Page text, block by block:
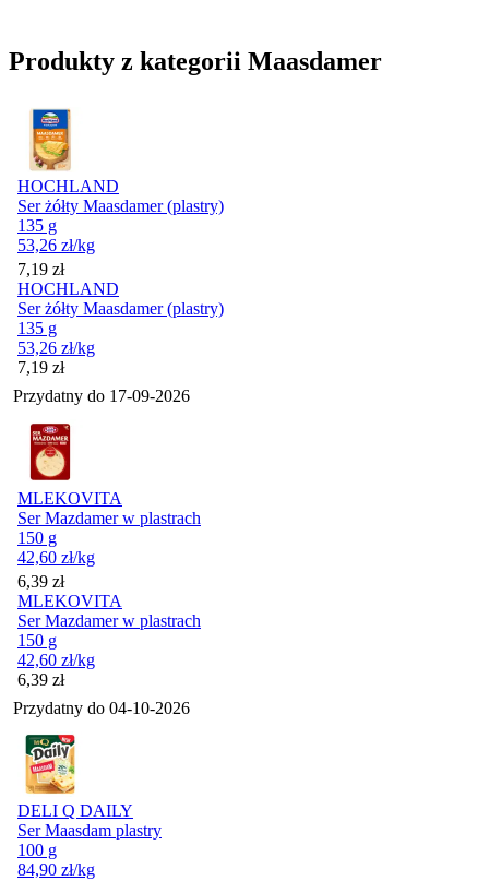
Produkty z kategorii Maasdamer
HOCHLAND
Ser żółty Maasdamer (plastry)
135 g
53,26 zł/kg
Cena
7,19 zł
HOCHLAND
Ser żółty Maasdamer (plastry)
135 g
53,26 zł/kg
Cena
7,19 zł
Przydatny do 17-09-2026
MLEKOVITA
Ser Mazdamer w plastrach
150 g
42,60 zł/kg
Cena
6,39 zł
MLEKOVITA
Ser Mazdamer w plastrach
150 g
42,60 zł/kg
Cena
6,39 zł
Przydatny do 04-10-2026
DELI Q DAILY
Ser Maasdam plastry
100 g
84,90 zł/kg